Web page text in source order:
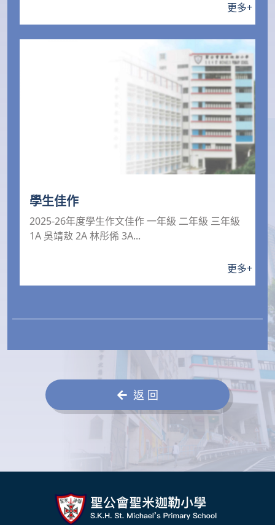
更多+
學生佳作
2025-26年度學生作文佳作 一年級 二年級 三年級
1A 吳靖敖 2A 林彤俙 3A...
更多+
返 回